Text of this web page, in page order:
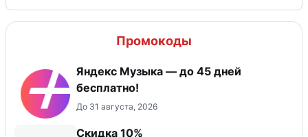
Промокоды
Яндекс Музыка — до 45 дней
бесплатно!
До 31 августа, 2026
Скидка 10%